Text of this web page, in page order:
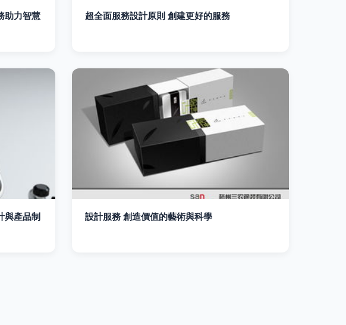
助力智慧
超全面服務設計原則 創建更好的服務
與產品制
設計服務 創造價值的藝術與科學